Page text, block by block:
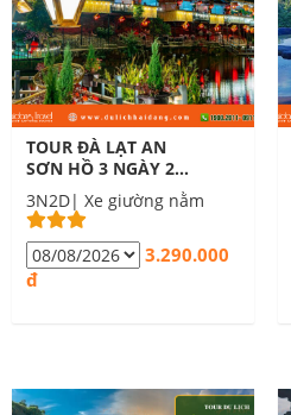
TOUR ĐÀ LẠT AN
SƠN HỒ 3 NGÀY 2
ĐÊM
3N2D| Xe giường nằm
3.290.000
đ